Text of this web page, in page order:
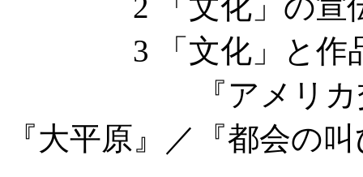
2 「文化」の宣
3 「文化」と作
『アメリカ交響
『大平原』／『都会の